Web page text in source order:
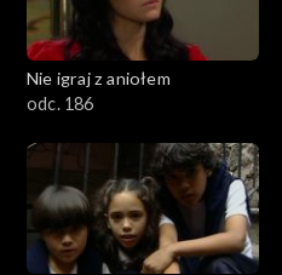
Nie igraj z aniołem
odc. 186